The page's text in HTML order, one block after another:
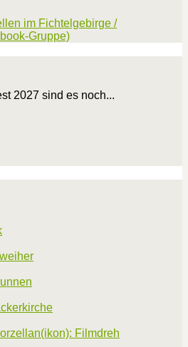
im Fichtelgebirge /
Gruppe)
2027 sind es noch...
Filmdreh